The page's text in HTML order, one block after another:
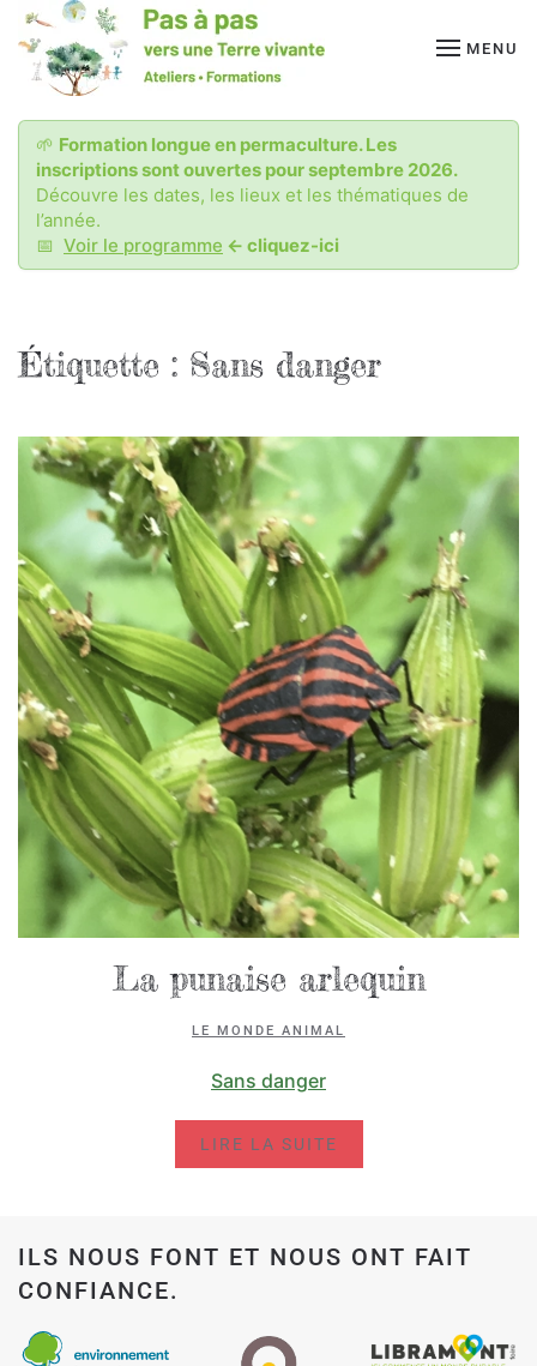
Passer
au
contenu
principal
MENU
🌱 Formation longue en permaculture. Les
inscriptions sont ouvertes pour septembre 2026.
Découvre les dates, les lieux et les thématiques de
l’année.
📅 Voir le programme <- cliquez-ici
Étiquette : Sans danger
La punaise arlequin
LE MONDE ANIMAL
Sans danger
LIRE LA SUITE
ILS NOUS FONT ET NOUS ONT FAIT
CONFIANCE.